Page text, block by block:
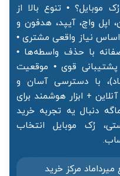
موبایل؟ • تنوع بالا از
واچ، آیپد، هدفون و
نیاز واقعی مشتری •
با حذف واسطه‌ها •
قوی • موقعیت
با دسترسی آسان و
+ ابزار هوشمند برای
دنبال یه تجربه خرید
رُک موبایل انتخاب
مرکز خرید‌